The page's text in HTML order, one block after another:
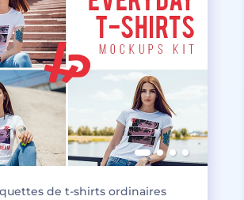
de t-shirts ordinaires